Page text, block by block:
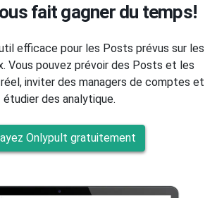
fait gagner du temps!
efficace pour les Posts prévus sur les
Vous pouvez prévoir des Posts et les
inviter des managers de comptes et
étudier des analytique.
Onlypult gratuitement